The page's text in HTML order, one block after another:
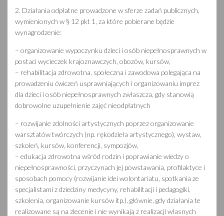
2. Działania odpłatne prowadzone w sferze zadań publicznych,
wymienionych w § 12 pkt 1, za które pobierane będzie
wynagrodzenie:
– organizowanie wypoczynku dzieci i osób niepełnosprawnych w
postaci wycieczek krajoznawczych, obozów, kursów,
– rehabilitacja zdrowotna, społeczna i zawodowa polegająca na
prowadzeniu ćwiczeń usprawniających i organizowaniu imprez
dla dzieci i osób niepełnosprawnych zwłaszcza, gdy stanowią
dobrowolne uzupełnienie zajęć nieodpłatnych
– rozwijanie zdolności artystycznych poprzez organizowanie
warsztatów twórczych (np. rękodzieła artystycznego), wystaw,
szkoleń, kursów, konferencji, sympozjów,
– edukacja zdrowotna wśród rodzin i poprawianie wiedzy o
niepełnosprawności, przyczynach jej powstawania, profilaktyce i
sposobach pomocy (rozwijanie idei wolontariatu, spotkania ze
specjalistami z dziedziny medycyny, rehabilitacji i pedagogiki,
szkolenia, organizowanie kursów itp.), głównie, gdy działania te
realizowane są na zlecenie i nie wynikają z realizacji własnych